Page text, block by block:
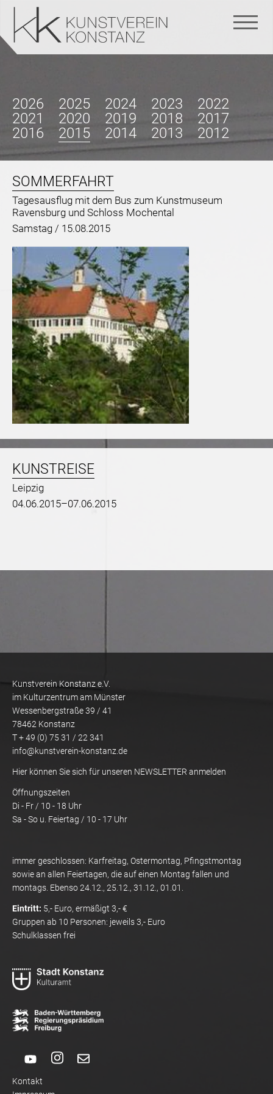
Navigation
überspringen
2026 2025 2024 2023
2022
2021
2020 2019 2018
2017
2016
2015 2014 2013 2012
SOMMERFAHRT
Tagesausflug mit dem Bus zum Kunstmuseum
Ravensburg und Schloss Mochental
Samstag / 15.08.2015
KUNSTREISE
Leipzig
04.06.2015–07.06.2015
Kunstverein Konstanz e.V.
im Kulturzentrum am Münster
Wessenbergstraße 39 / 41
78462 Konstanz
T + 49 (0) 75 31 / 22 341
info@kunstverein-konstanz.de
Hier können Sie sich für unseren NEWSLETTER anmelden
Öffnungszeiten
Di - Fr / 10 - 18 Uhr
Sa - So u. Feiertag / 10 - 17 Uhr
immer geschlossen: Karfreitag, Ostermontag, Pfingstmontag
sowie an allen Feiertagen, die auf einen Montag fallen und
montags. Ebenso 24.12., 25.12., 31.12., 01.01.
Eintritt: 5,- Euro, ermäßigt 3,- €
Gruppen ab 10 Personen: jeweils 3,- Euro
Schulklassen frei
Kontakt